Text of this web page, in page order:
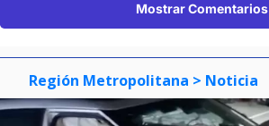
Mostrar Comentarios
Región Metropolitana > Noticia